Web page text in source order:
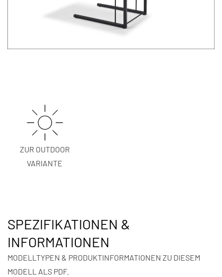
ZUR OUTDOOR
VARIANTE
SPEZIFIKATIONEN &
INFORMATIONEN
MODELLTYPEN & PRODUKTINFORMATIONEN ZU DIESEM
MODELL ALS PDF.